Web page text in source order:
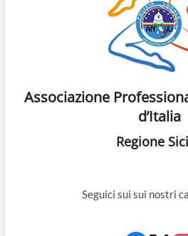
Associazione
d’Italia
Regione
Seguici sui sui nostri